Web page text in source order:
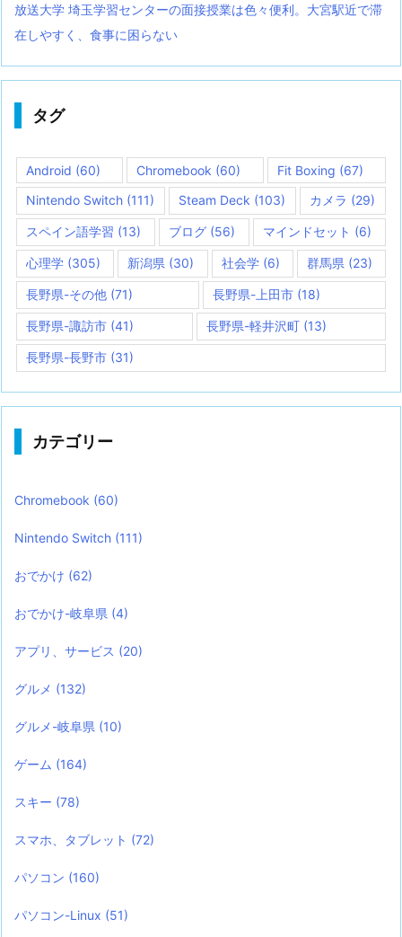
放送大学 埼玉学習センターの面接授業は色々便利。大宮駅近で滞
在しやすく、食事に困らない
タグ
Android (60) Chromebook (60) Fit Boxing (67)
Nintendo Switch (111) Steam Deck (103) カメラ (29)
スペイン語学習 (13) ブログ (56) マインドセット (6)
心理学 (305) 新潟県 (30) 社会学(6) 群馬県 (23)
長野県-その他 (71) 長野県-上田市(18)
長野県-諏訪市 (41) 長野県-軽井沢町 (13)
長野県-長野市 (31)
カテゴリー
Chromebook (60)
Nintendo Switch (111)
おでかけ (62)
おでかけ-岐阜県 (4)
アプリ、サービス (20)
グルメ (132)
グルメ-岐阜県 (10)
ゲーム (164)
スキー (78)
スマホ、タブレット (72)
パソコン (160)
パソコン-Linux (51)